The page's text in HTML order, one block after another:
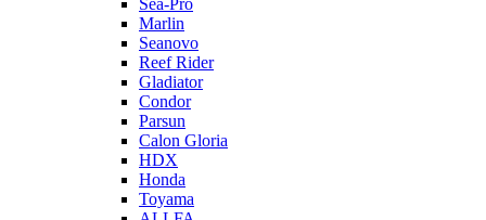
Sea-Pro
Marlin
Seanovo
Reef Rider
Gladiator
Condor
Parsun
Calon Gloria
HDX
Honda
Toyama